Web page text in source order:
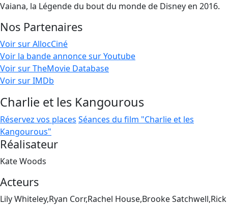
Vaiana, la Légende du bout du monde de Disney en 2016.
Nos Partenaires
Voir sur AllocCiné
Voir la bande annonce sur Youtube
Voir sur TheMovie Database
Voir sur IMDb
Charlie et les Kangourous
Réservez vos places Séances du film "Charlie et les
Kangourous"
Réalisateur
Kate Woods
Acteurs
Lily Whiteley,Ryan Corr,Rachel House,Brooke Satchwell,Rick